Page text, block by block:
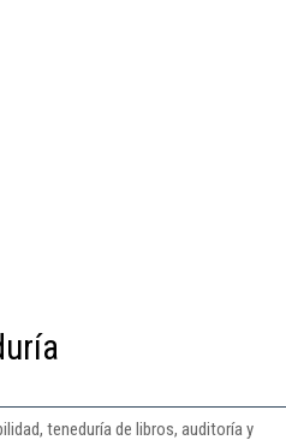
teneduría de libros, auditoría y